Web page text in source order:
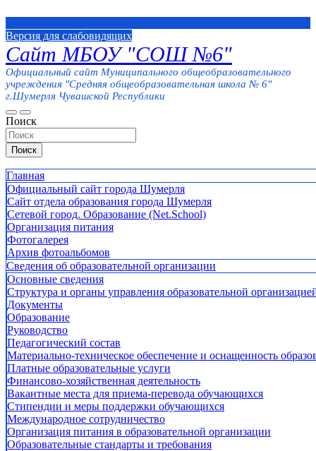
Версия для слабовидящих
Сайт МБОУ "СОШ №6"
Официальный сайт Муниципального общеобразовательного
учреждения "Средняя общеобразовательная школа № 6"
г.Шумерля Чувашской Республики
Поиск
Поиск
Главная
Официальный сайт города Шумерля
Сайт отдела образования города Шумерля
Сетевой город. Образование (Net.School)
Организация питания
Фотогалерея
Архив фотоальбомов
Сведения об образовательной организации
Основные сведения
Структура и органы управления образовательной
Документы
Образование
Руководство
Педагогический состав
Материально-техническое обеспечение и оснащенность
Платные образовательные услуги
Финансово-хозяйственная деятельность
Вакантные места для приема-перевода обучающихся
Стипендии и меры поддержки обучающихся
Международное сотрудничество
Организация питания в образовательной организации
Образовательные стандарты и требования